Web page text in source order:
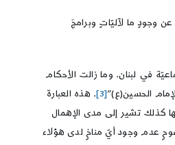
وجودٍ ما لآليّاتٍ وبرامجَ
في لبنان. وما زالت الأحكام
الحسين(ع)”[3]
. هذه العبارة
كذلك تشير إلى مدى الإهمال
عدم وجود أيّ مناخٍ لدى هؤلاء